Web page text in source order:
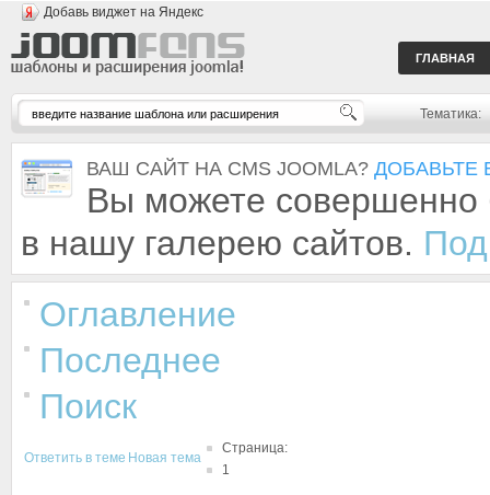
Добавь виджет на Яндекс
ГЛАВНАЯ
Тематика:
ВАШ САЙТ НА CMS JOOMLA? ДОБАВЬТЕ
Вы можете совершенно
в нашу галерею сайтов.
Оглавление
Последнее
Поиск
Ответить в теме Новая тема
Страница:
1